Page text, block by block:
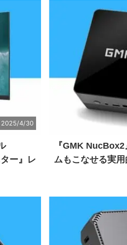
2025/4/30
ー』レ
『GMK
ムもこなせる実